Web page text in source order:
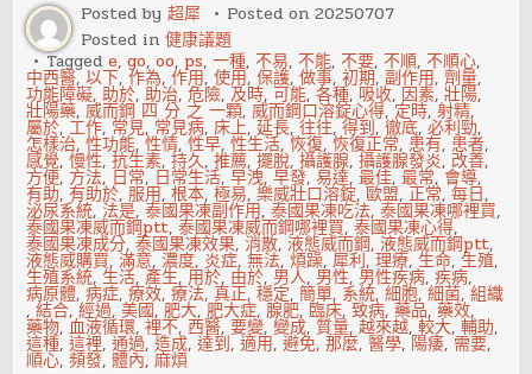
Posted by超犀 Posted on20250707
Posted in健康議題
Taggede,go,oo, ps,一種,不易,不能,不要,不順,不順心,
中西醫,以下,作為,作用,使用,保護,做事,初期,副作用,劑量,
功能障礙,助於,助治,危險,及時,可能,各種, 吸收, 因素,壯陽,
壯陽藥,威而鋼 四 分 之 一顆,威而鋼口溶錠心得, 定時,射精,
屬於,工作, 常見, 常見病,床上,延長,往往,得到,徹底,必利勁,
怎樣治,性功能,性情,性早,性生活,恢復,恢復正常, 患有, 患者,
感覺,慢性,抗生素,持久,推薦,擺脫,攝護腺,攝護腺發炎, 改善,
方便, 方法, 日常, 日常生活,早洩,早發,易達,最佳,最常, 會導,
有助,有助於,服用,根本,極易,樂威壯口溶錠,歐盟,正常,每日,
泌尿系統, 法是,泰國果凍副作用,泰國果凍吃法,泰國果凍哪裡買,
泰國果凍威而鋼ptt,泰國果凍威而鋼哪裡買,泰國果凍心得,
泰國果凍成分,泰國果凍效果,消散,液態威而鋼,液態威而鋼ptt,
液態威購買,滿意,濃度, 炎症,無法,煩躁,犀利,理療,生命,生殖,
生殖系統,生活,產生, 用於, 由於, 男人, 男性, 男性疾病,疾病,
病原體,病症,療效,療法,真正,穩定,簡單, 系統,細胞,細菌,組織
,結合,經過,美國,肥大,肥大症,腺肥, 臨床,致病,藥品,藥效,
藥物,血液循環,裡不,西醫,要變,變成,質量,越來越,較大,輔助,
這種,這裡,通過,造成,達到,適用,避免,那麼,醫學, 陽痿, 需要,
順心,頻發,體內,麻煩